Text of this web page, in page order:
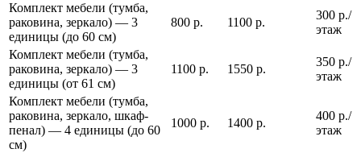
Комплект мебели (тумба,
раковина, зеркало) — 3
единицы (до 60 см)
800 р. 1100 р.
300 р./
этаж
Комплект мебели (тумба,
раковина, зеркало) — 3
единицы (от 61 см)
1100 р. 1550 р.
350 р./
этаж
Комплект мебели (тумба,
раковина, зеркало, шкаф-
пенал) — 4 единицы (до 60
см)
1000 р. 1400 р.
400 р./
этаж